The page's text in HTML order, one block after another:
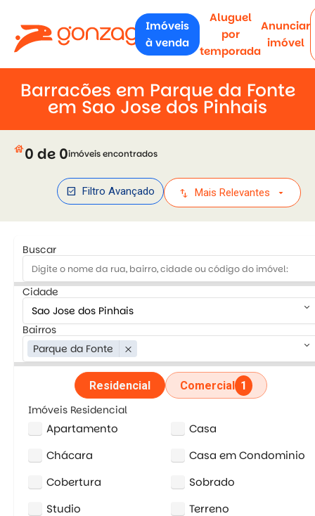
Imóveis
à venda
Aluguel
por
temporada
Anunciar
imóvel
Barracões em Parque da Fonte
em Sao Jose dos Pinhais
house0 de 0imóveis encontrados
check_box Filtro Avançado swap_vert Mais Relevantes arrow_drop_down
Buscar
Cidade
keyboard_arrow_down
Bairros
Parque da Fonte
close keyboard_arrow_down
Residencial Comercial 1
Imóveis Residencial
Apartamento
Casa
Chácara
Casa em Condominio
Cobertura
Sobrado
Studio
Terreno